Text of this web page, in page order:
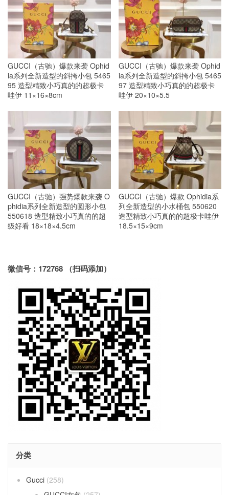
GUCCI（古驰）爆款来袭 Ophid
ia系列全新造型的斜挎小包 5465
95 造型精致小巧真的的超极卡
哇伊 11×16×8cm
GUCCI（古驰）爆款来袭 Ophid
ia系列全新造型的斜挎小包 5465
97 造型精致小巧真的的超极卡
哇伊 20×10×5.5
GUCCI（古驰）强势爆款来袭 O
phidia系列全新造型的圆形小包
550618 造型精致小巧真的的超
级好看 18×18×4.5cm
GUCCI（古驰）爆款 Ophidia系
列全新造型的小水桶包 550620
造型精致小巧真的的超极卡哇伊
18.5×15×9cm
微信号：172768 （扫码添加）
分类
Gucci (258)